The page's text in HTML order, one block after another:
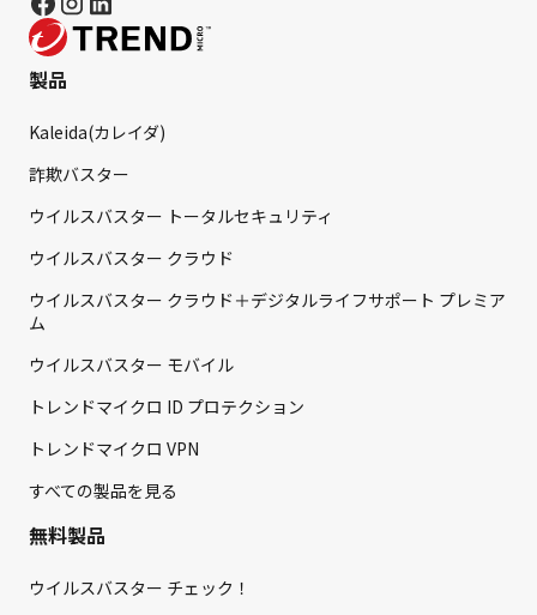
製品
Kaleida(カレイダ)
詐欺バスター
ウイルスバスター トータルセキュリティ
ウイルスバスター クラウド
ウイルスバスター クラウド＋デジタルライフサポート プレミア
ム
ウイルスバスター モバイル
トレンドマイクロ ID プロテクション
トレンドマイクロ VPN
すべての製品を見る
無料製品
ウイルスバスター チェック！